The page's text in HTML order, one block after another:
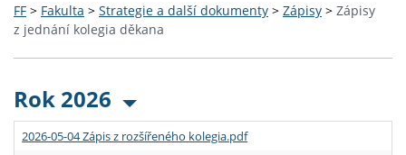
FF > Fakulta > Strategie a další dokumenty > Zápisy > Zápisy
z jednání kolegia děkana
Rok 2026
2026-05-04 Zápis z rozšířeného kolegia.pdf